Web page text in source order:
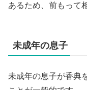
あるため、前もって
未成年の息子
未成年の息子が香典